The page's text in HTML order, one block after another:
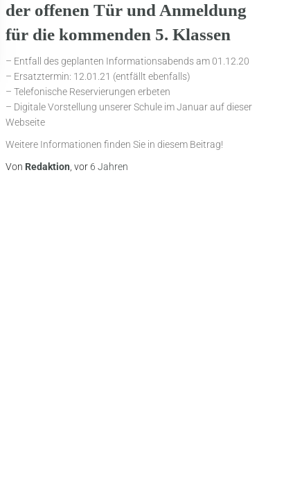
der offenen Tür und Anmeldung
für die kommenden 5. Klassen
– Entfall des geplanten Informationsabends am 01.12.20
– Ersatztermin: 12.01.21 (entfällt ebenfalls)
– Telefonische Reservierungen erbeten
– Digitale Vorstellung unserer Schule im Januar auf dieser
Webseite
Weitere Informationen finden Sie in diesem Beitrag!
Von Redaktion, vor 6 Jahren